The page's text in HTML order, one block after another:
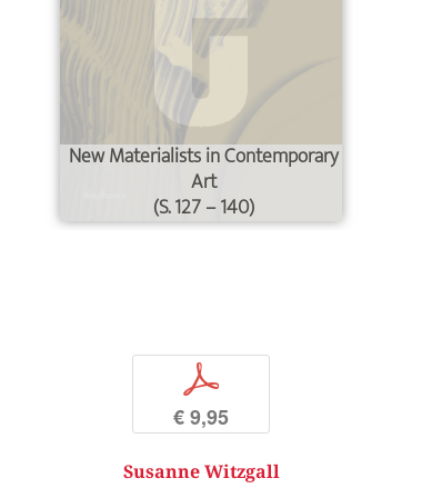
New Materialists in Contemporary
Art
(S. 127 – 140)
p
€ 9,95
Susanne Witzgall